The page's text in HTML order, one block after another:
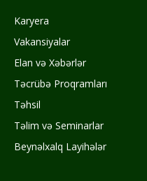
Karyera
Vakansiyalar
Elan və Xəbərlər
Təcrübə Proqramları
Təhsil
Təlim və Seminarlar
Beynəlxalq Layihələr